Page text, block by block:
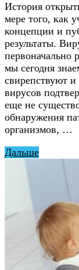
История
мере того, как
концепции и
результаты.
первоначально
мы сегодня
свирепствуют
вирусов
еще не
обнаружения
организмов, …
Дальше